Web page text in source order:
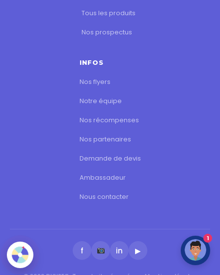
Tous les produits
Nos prospectus
INFOS
Nos flyers
Notre équipe
Nos récompenses
Nos partenaires
Demande de devis
Ambassadeur
Nous contacter
f in ▶
1